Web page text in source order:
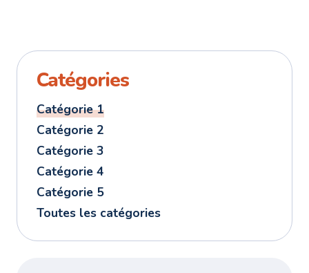
Catégories
Catégorie 1
Catégorie 2
Catégorie 3
Catégorie 4
Catégorie 5
Toutes les catégories